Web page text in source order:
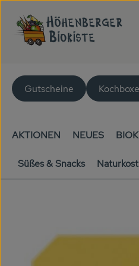
Gutscheine
AKTIONEN NEUES
Süßes & Snacks Naturkost